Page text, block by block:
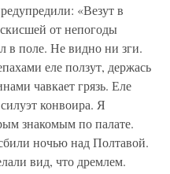
«Везут в
от непогоды
в поле. Не видно ни зги.
еле ползут, держась
чавкает грязь. Еле
конвоира. Я
знакомым по палате.
ночью над Полтавой.
вид, что дремлем.